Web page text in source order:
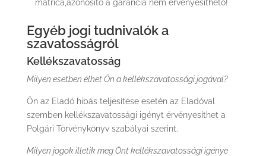
matrica,azonosító a garancia nem érvényesíthető!
Egyéb jogi tudnivalók a
szavatosságról
Kellékszavatosság
Milyen esetben élhet Ön a kellékszavatossági jogával?
Ön az Eladó hibás teljesítése esetén az Eladóval
szemben kellékszavatossági igényt érvényesíthet a
Polgári Törvénykönyv szabályai szerint.
Milyen jogok illetik meg Önt kellékszavatossági igénye